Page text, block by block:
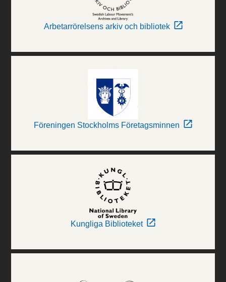
Arbetarrörelsens arkiv och bibliotek
Föreningen Stockholms Företagsminnen
Kungliga Biblioteket